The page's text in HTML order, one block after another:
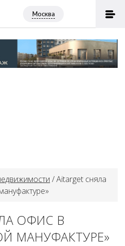
Москва
/ Aitarget сняла
ОФИС В
МАНУФАКТУРЕ»